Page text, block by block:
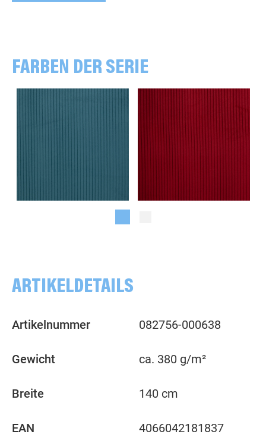
FARBEN DER SERIE
ARTIKELDETAILS
Artikelnummer 082756-000638
Gewicht ca. 380 g/m²
Breite 140 cm
EAN 4066042181837